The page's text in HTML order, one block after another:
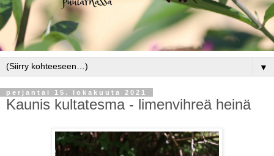
▼
perjantai 15. lokakuuta 2021
Kaunis kultatesma - limenvihreä heinä